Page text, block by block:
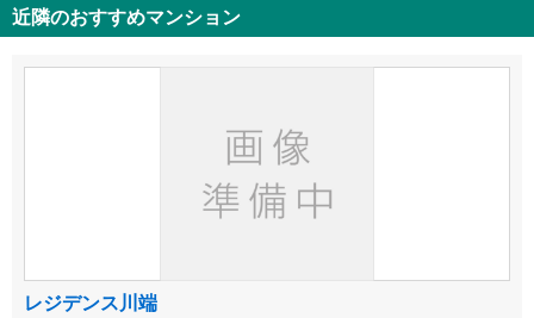
近隣のおすすめマンション
レジデンス川端